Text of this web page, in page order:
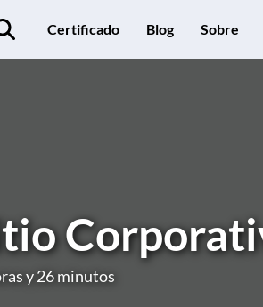
Certificado Blog Sobre
y 26 minutos